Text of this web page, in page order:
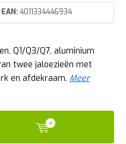
EAN:4011334446934
Q1/Q3/Q7, aluminium
twee jaloezieën met
en afdekraam. Meer